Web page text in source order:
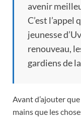
avenir
C’est l’appel
jeunesse
renouveau,
gardiens de
Avant d’ajouter
mains que les